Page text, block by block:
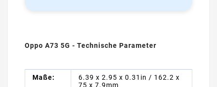
Oppo A73 5G - Technische Parameter
Maße:
6.39 x 2.95 x 0.31in / 162.2 x
75 x 7.9mm